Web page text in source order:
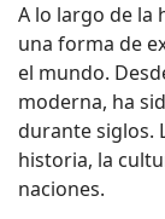
A lo largo de la
una forma de
el mundo.
moderna, ha
durante siglos.
historia, la
naciones.